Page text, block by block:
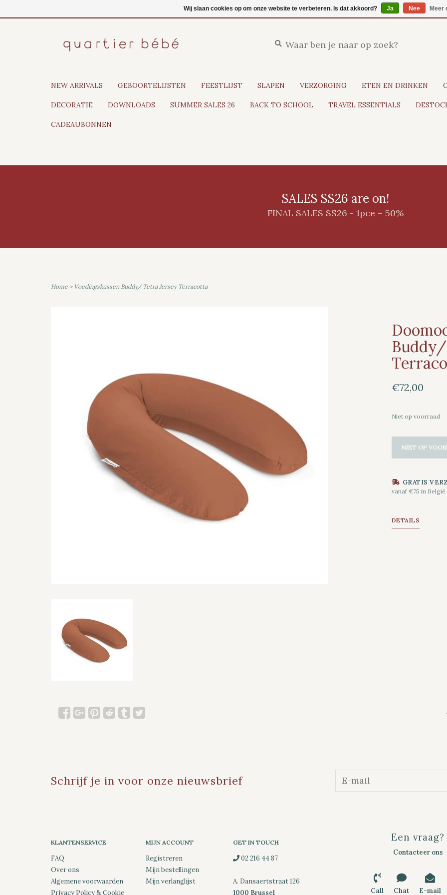
NEW ARRIVALS GEBOORTELIJSTEN FEESTLIJST SLAPEN VERZORGING ETEN EN DRINKEN
DECORATIE DOWNLOADS SUMMER SALES 26 BACK TO SCHOOL TRAVEL ESSENTIALS
CADEAUBONNEN
SALES SS26 are on!
FINAL SALES SS26 - 1pce = 50%
Home > Voedingskussen Buddy/ Tetra Jersey Terracotta
€72,00
Niet op voorraad
NIET OP
GRATIS
vanaf €75 in België
DETAILS
Schrijf je in voor onze nieuwsbrief
KLANTENSERVICE
FAQ
Over ons
Algemene voorwaarden
Privacy Policy & Cookie
MIJN ACCOUNT
Registreren
Mijn bestellingen
Mijn verlanglijst
GET IN TOUCH
02 216 44 87
A. Dansaertstraat 126
1000 Brussel
Een vraag?
Contacteer ons
Call Chat E-mail
Wij slaan cookies op om onze website te verbeteren. Is dat akkoord? Ja Nee Meer